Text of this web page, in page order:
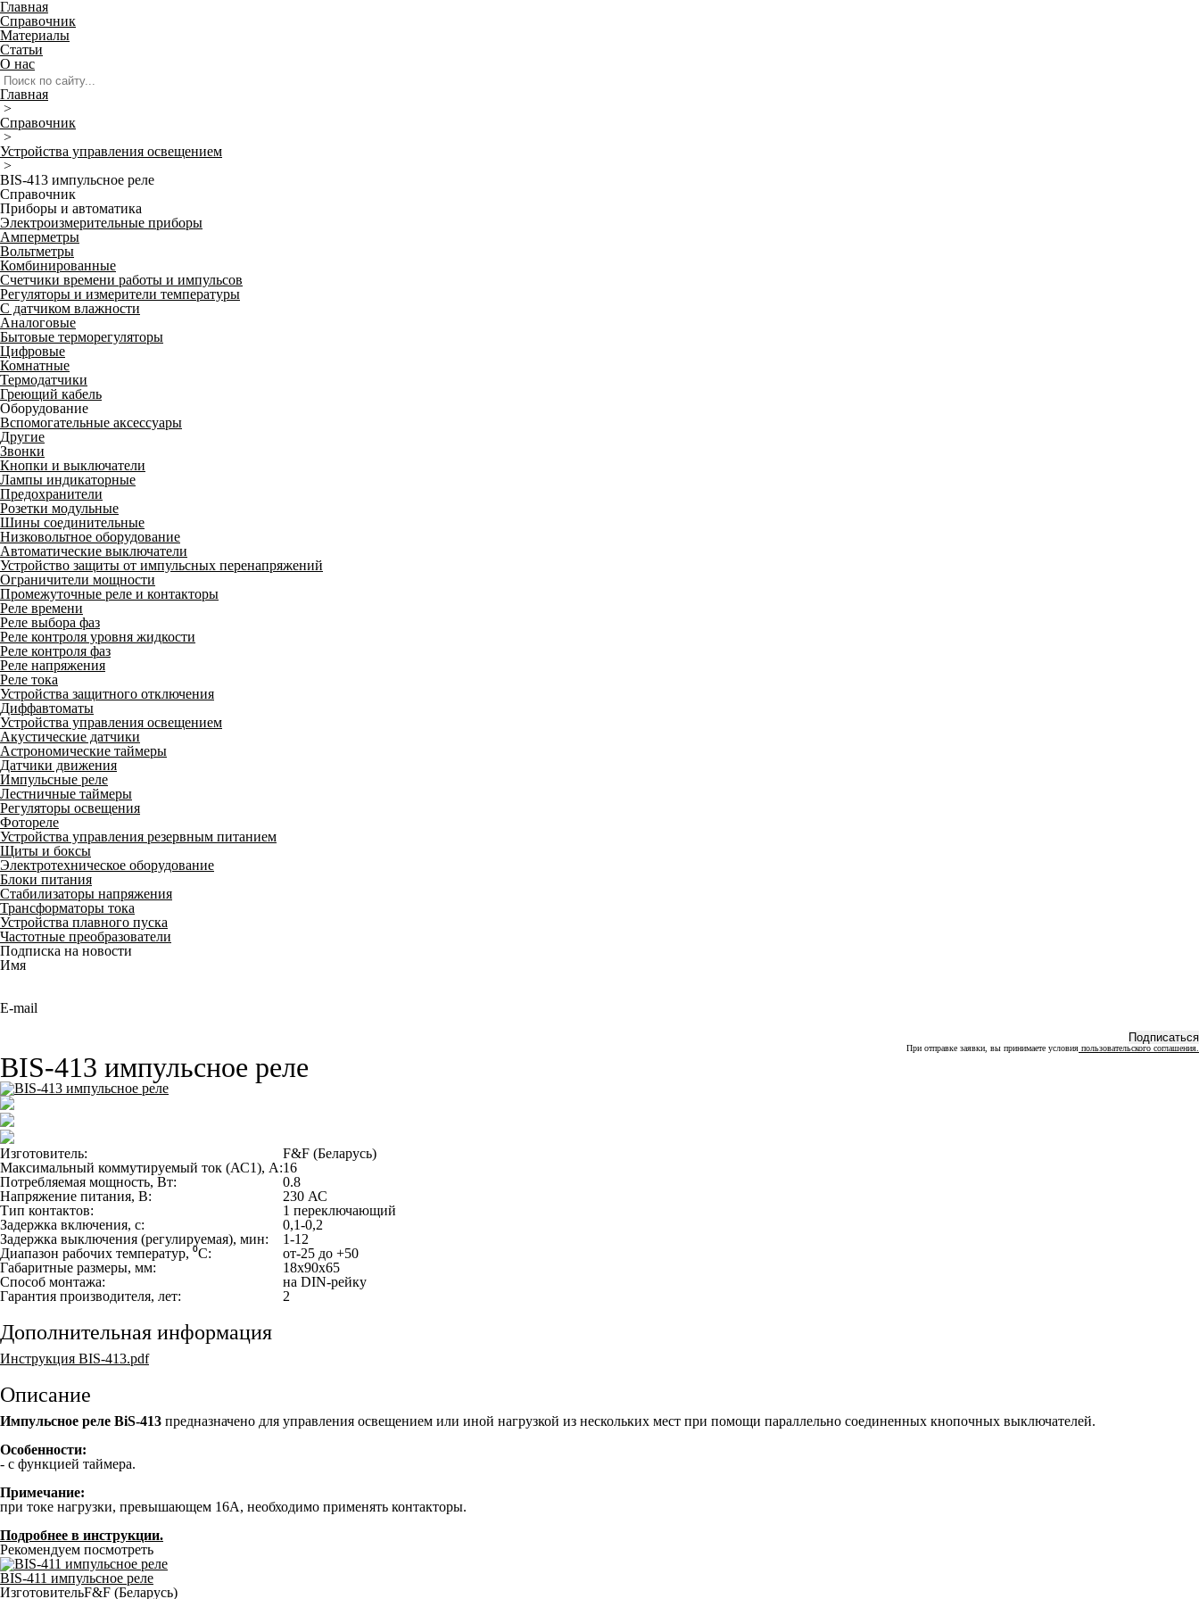
Главная
Справочник
Материалы
Статьи
О нас
Главная
>
Справочник
>
Устройства управления освещением
>
BIS-413 импульсное реле
Справочник
Приборы и автоматика
Электроизмерительные приборы
Амперметры
Вольтметры
Комбинированные
Счетчики времени работы и импульсов
Регуляторы и измерители температуры
С датчиком влажности
Аналоговые
Бытовые терморегуляторы
Цифровые
Комнатные
Термодатчики
Греющий кабель
Оборудование
Вспомогательные аксессуары
Другие
Звонки
Кнопки и выключатели
Лампы индикаторные
Предохранители
Розетки модульные
Шины соединительные
Низковольтное оборудование
Автоматические выключатели
Устройство защиты от импульсных перенапряжений
Ограничители мощности
Промежуточные реле и контакторы
Реле времени
Реле выбора фаз
Реле контроля уровня жидкости
Реле контроля фаз
Реле напряжения
Реле тока
Устройства защитного отключения
Диффавтоматы
Устройства управления освещением
Акустические датчики
Астрономические таймеры
Датчики движения
Импульсные реле
Лестничные таймеры
Регуляторы освещения
Фотореле
Устройства управления резервным питанием
Щиты и боксы
Электротехническое оборудование
Блоки питания
Стабилизаторы напряжения
Трансформаторы тока
Устройства плавного пуска
Частотные преобразователи
Подписка на новости
Имя
E-mail
При отправке заявки, вы принимаете условия пользовательского соглашения.
BIS-413 импульсное реле
Изготовитель:
F&F (Беларусь)
Максимальный коммутируемый ток (АС1), А:16
Потребляемая мощность, Вт:
0.8
Напряжение питания, В:
230 АС
Тип контактов:
1 переключающий
Задержка включения, с:
0,1-0,2
Задержка выключения (регулируемая), мин:
1-12
Диапазон рабочих температур, ⁰С:
от-25 до +50
Габаритные размеры, мм:
18х90х65
Способ монтажа:
на DIN-рейку
Гарантия производителя, лет:
2
Дополнительная информация
Инструкция BIS-413.pdf
Описание
Импульсное реле BiS-413 предназначено для управления освещением или иной нагрузкой из нескольких мест при помощи параллельно соединенных кнопочных выключателей.
Особенности:
- с функцией таймера.
Примечание:
при токе нагрузки, превышающем 16А, необходимо применять контакторы.
Подробнее в инструкции.
Рекомендуем посмотреть
BIS-411 импульсное реле
ИзготовительF&F (Беларусь)